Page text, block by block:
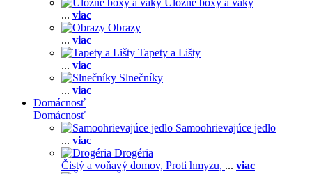
Úložné boxy a vaky
... viac
Obrazy
... viac
Tapety a Lišty
... viac
Slnečníky
... viac
Domácnosť
Domácnosť
Samoohrievajúce jedlo
... viac
Drogéria
Čistý a voňavý domov, Proti hmyzu, ... viac